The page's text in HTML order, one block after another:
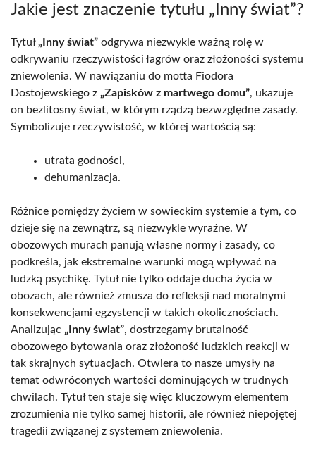
Jakie jest znaczenie tytułu „Inny świat”?
Tytuł„Inny świat” odgrywa niezwykle ważną rolę w
odkrywaniu rzeczywistości łagrów oraz złożoności systemu
zniewolenia. W nawiązaniu do motta Fiodora
Dostojewskiego z „Zapisków z martwego domu”, ukazuje
on bezlitosny świat, w którym rządzą bezwzględne zasady.
Symbolizuje rzeczywistość, w której wartością są:
utrata godności,
dehumanizacja.
Różnice pomiędzy życiem w sowieckim systemie a tym, co
dzieje się na zewnątrz, są niezwykle wyraźne. W
obozowych murach panują własne normy i zasady, co
podkreśla, jak ekstremalne warunki mogą wpływać na
ludzką psychikę. Tytuł nie tylko oddaje ducha życia w
obozach, ale również zmusza do refleksji nad moralnymi
konsekwencjami egzystencji w takich okolicznościach.
Analizując „Inny świat”, dostrzegamy brutalność
obozowego bytowania oraz złożoność ludzkich reakcji w
tak skrajnych sytuacjach. Otwiera to nasze umysły na
temat odwróconych wartości dominujących w trudnych
chwilach. Tytuł ten staje się więc kluczowym elementem
zrozumienia nie tylko samej historii, ale również niepojętej
tragedii związanej z systemem zniewolenia.